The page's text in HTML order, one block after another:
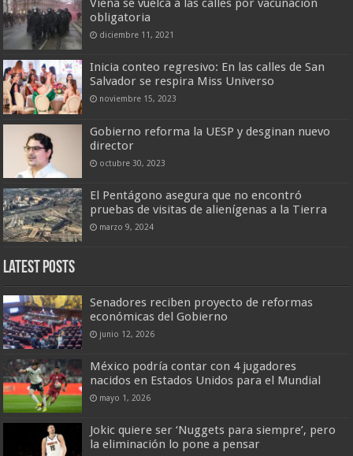
Viena se vuelca a las calles por vacunación
obligatoria
diciembre 11, 2021
Inicia conteo regresivo: En las calles de San
Salvador se respira Miss Universo
noviembre 15, 2023
Gobierno reforma la UESP y desginan nuevo
director
octubre 30, 2023
El Pentágono asegura que no encontró
pruebas de visitas de alienígenas a la Tierra
marzo 9, 2024
Latest Posts
Senadores reciben proyecto de reformas
económicas del Gobierno
junio 12, 2026
México podría contar con 4 jugadores
nacidos en Estados Unidos para el Mundial
mayo 1, 2026
Jokic quiere ser ‘Nuggets para siempre’, pero
la eliminación lo pone a pensar